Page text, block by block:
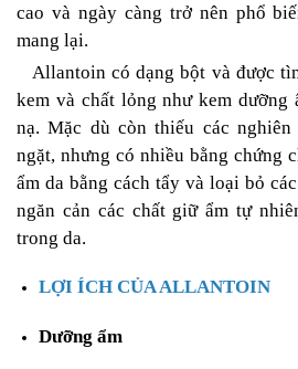
cao và ngày càng trở nên phổ
mang lại.
Allantoin có dạng bột và được
kem và chất lỏng như kem dưỡng
nạ. Mặc dù còn thiếu các
ngặt, nhưng có nhiều bằng chứng
ẩm da bằng cách tẩy và loại bỏ
ngăn cản các chất giữ ẩm tự
trong da.
LỢI ÍCH CỦA ALLANTOIN
Dưỡng ẩm